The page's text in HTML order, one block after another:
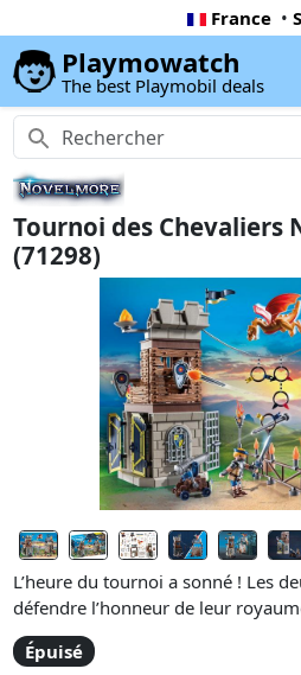
France •
Playmowatch
The best Playmobil deals
Tournoi des Chevaliers
(71298)
L’heure du tournoi a sonné ! Les
défendre l’honneur de leur
nombreuses épreuves les
canon… Le tout sous le regard du
Épuisé